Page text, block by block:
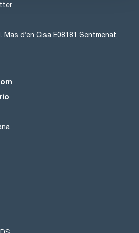
Mas d’en Cisa E08181 Sentmenat,